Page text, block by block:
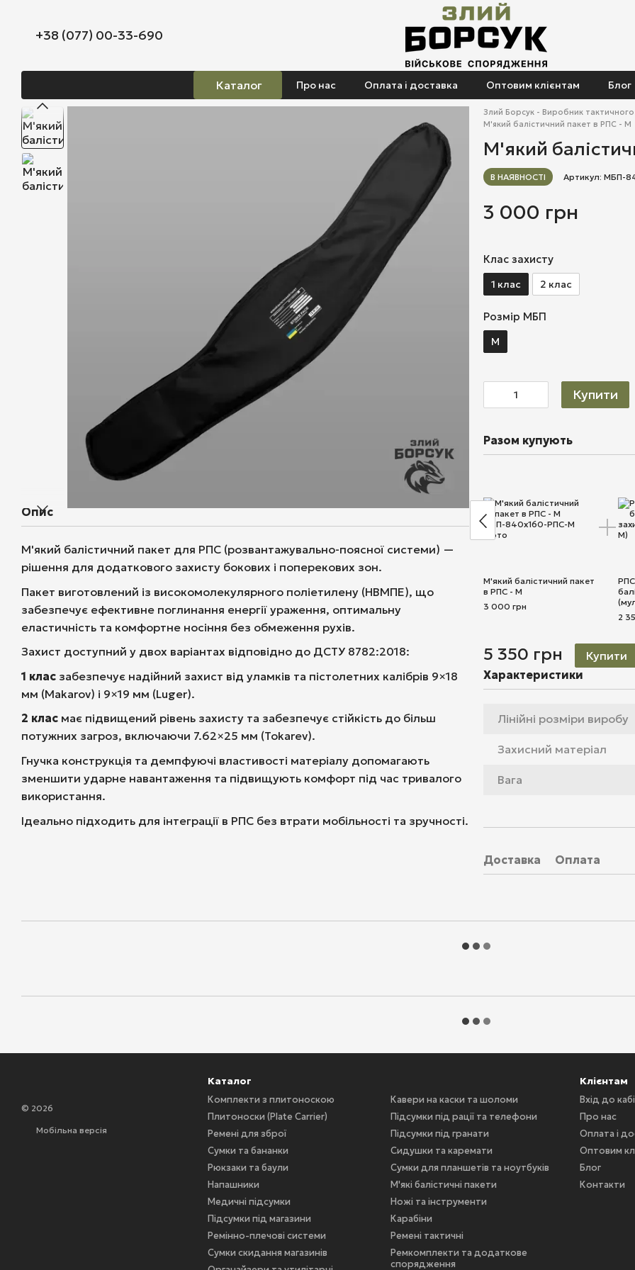
+38 (077) 00-33-690
Каталог Про нас Оплата і доставка Оптовим клієнтам Блог
Опис
М'який балістичний пакет для РПС (розвантажувально-поясної системи) —
рішення для додаткового захисту бокових і поперекових зон.
Пакет виготовлений із високомолекулярного поліетилену (НВМПЕ), що
забезпечує ефективне поглинання енергії ураження, оптимальну
еластичність та комфортне носіння без обмеження рухів.
Захист доступний у двох варіантах відповідно до ДСТУ 8782:2018:
1 клас забезпечує надійний захист від уламків та пістолетних калібрів 9×18
мм (Makarov) і 9×19 мм (Luger).
2 клас має підвищений рівень захисту та забезпечує стійкість до більш
потужних загроз, включаючи 7.62×25 мм (Tokarev).
Гнучка конструкція та демпфуючі властивості матеріалу допомагають
зменшити ударне навантаження та підвищують комфорт під час тривалого
використання.
Ідеально підходить для інтеграції в РПС без втрати мобільності та зручності.
Злий Борсук - Виробник
М'який балістичний пакет в РПС - М
М'який
В НАЯВНОСТІ Артикул: МБП-
3 000 грн
Клас захисту
1 клас 2 клас
Розмір МБП
M
Купити
Разом купують
М'який балістичний пакет
в РПС - М
3 000 грн
РПС
2
5 350 грн Купити
Характеристики
Лінійні розміри виробу
Захисний матеріал
Вага
Доставка Оплата
© 2026
Мобільна версія
Каталог
Комплекти з плитоноскою
Плитоноски (Plate Carrier)
Ремені для зброї
Сумки та бананки
Рюкзаки та баули
Напашники
Медичні підсумки
Підсумки під магазини
Ремінно-плечові системи
Сумки скидання магазинів
Кавери на каски та шоломи
Підсумки під рації та телефони
Підсумки під гранати
Сидушки та каремати
Сумки для планшетів та ноутбуків
М'які балістичні пакети
Ножі та інструменти
Карабіни
Ремені тактичні
Ремкомплекти та додаткове
спорядження
Клієнтам
Вхід до
Про нас
Оплата і
Оптовим
Блог
Контакти